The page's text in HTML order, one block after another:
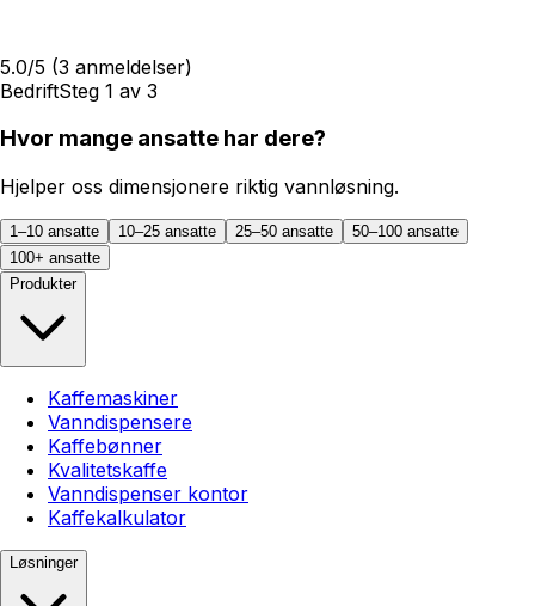
5.0/5 (3 anmeldelser)
BedriftSteg 1 av 3
Hvor mange ansatte har dere?
Hjelper oss dimensjonere riktig vannløsning.
1–10 ansatte 10–25 ansatte 25–50 ansatte
50–100 ansatte
100+ ansatte
Produkter
Kaffemaskiner
Vanndispensere
Kaffebønner
Kvalitetskaffe
Vanndispenser kontor
Kaffekalkulator
Løsninger